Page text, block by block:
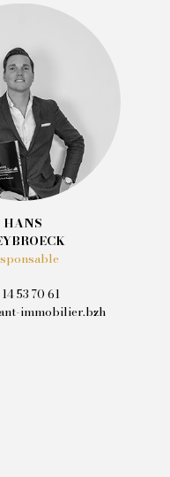
HANS
53 70 61
immobilier.bzh